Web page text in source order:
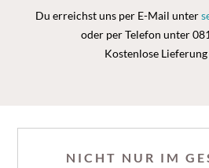
Du erreichst uns per E-Mail unter
oder per Telefon unter
Kostenlose Lieferung
NICHT NUR IM